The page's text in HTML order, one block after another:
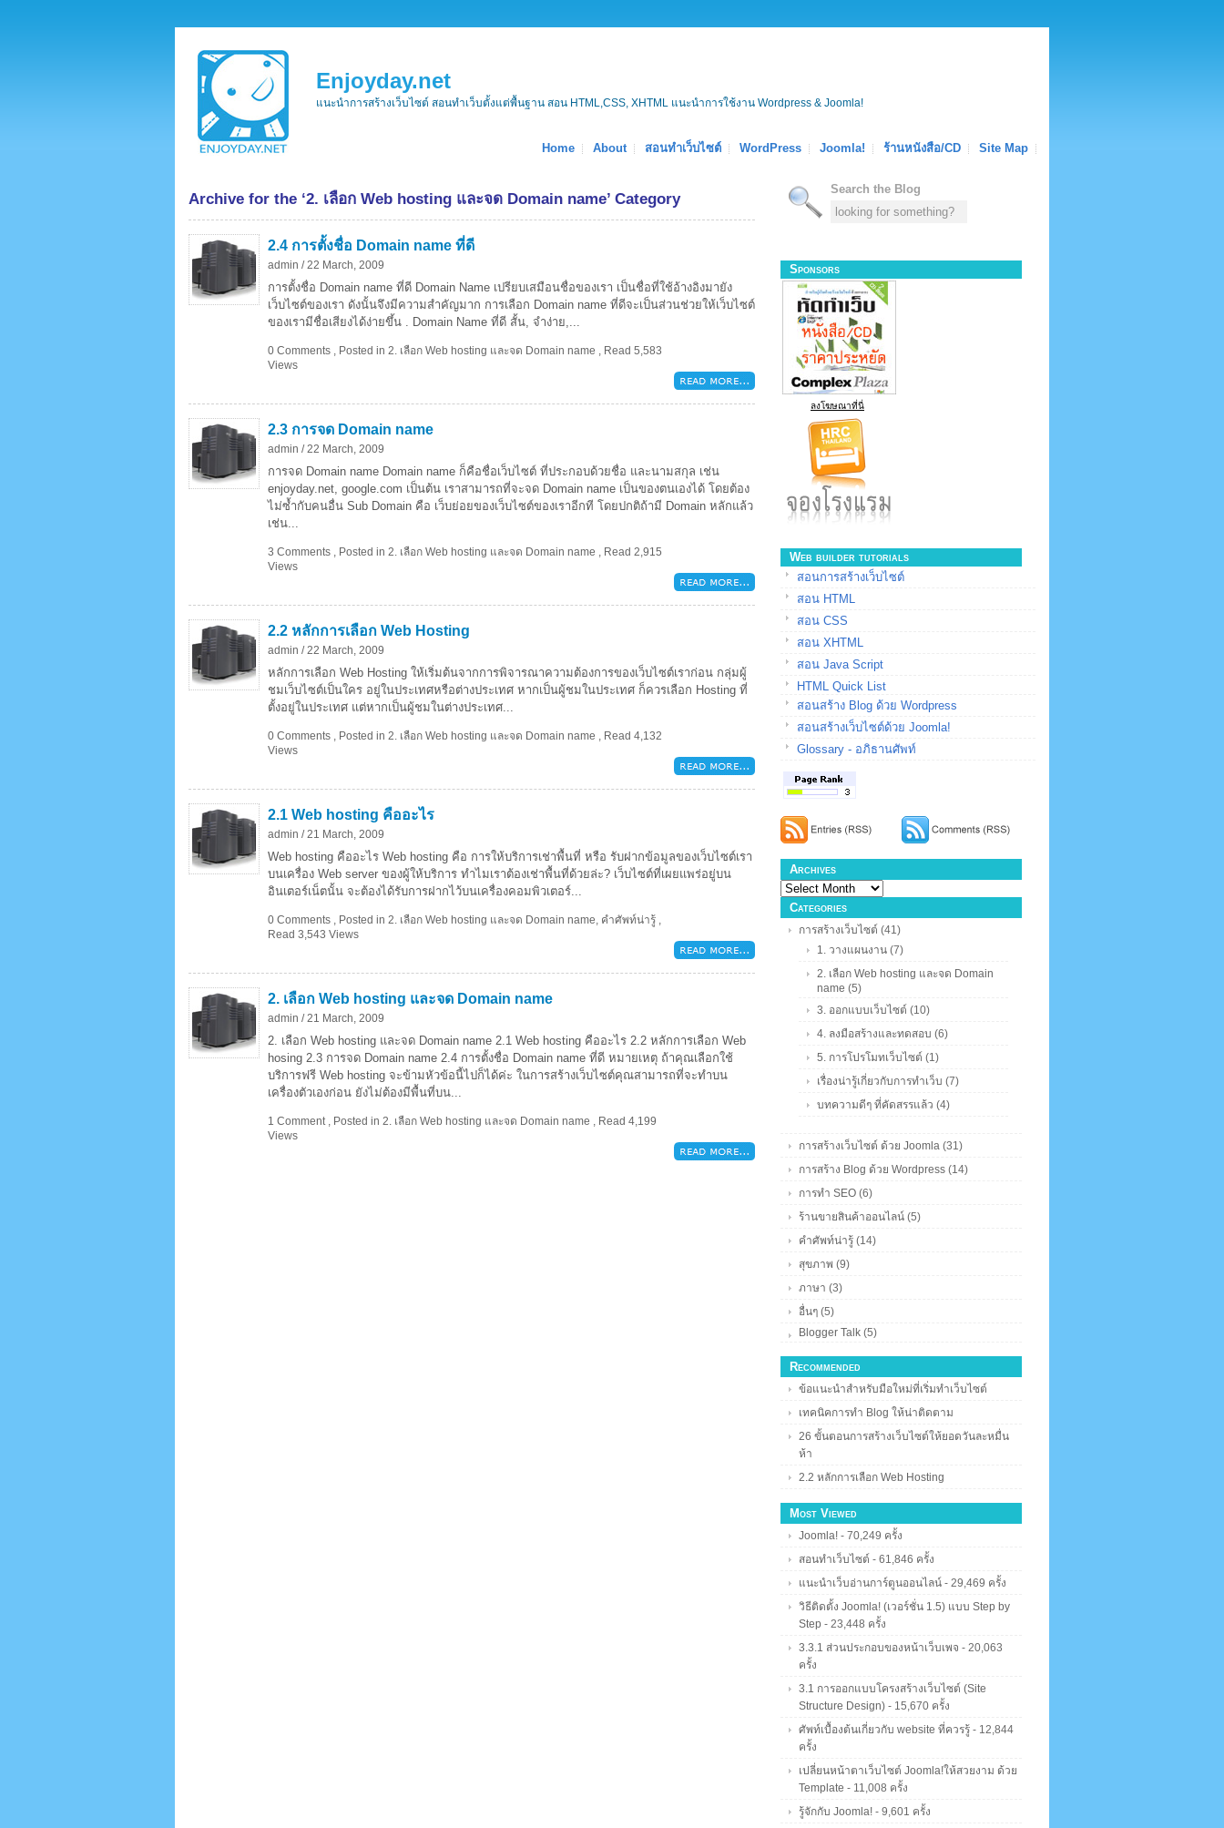
Enjoyday.net
แนะนำการสร้างเว็บไซต์ สอนทำเว็บตั้งแต่พื้นฐาน สอน HTML,CSS, XHTML แนะนำการใช้งาน Wordpress & Joomla!
Home About สอนทำเว็บไซต์ WordPress Joomla! ร้านหนังสือ/CD Site Map
Archive for the ‘2. เลือก Web hosting และจด Domain name’ Category
2.4 การตั้งชื่อ Domain name ที่ดี
admin / 22 March, 2009
การตั้งชื่อ Domain name ที่ดี Domain Name เปรียบเสมือนชื่อของเรา เป็นชื่อที่ใช้อ้างอิงมายัง
เว็บไซต์ของเรา ดังนั้นจึงมีความสำคัญมาก การเลือก Domain name ที่ดีจะเป็นส่วนช่วยให้เว็บไซต์
ของเรามีชื่อเสียงได้ง่ายขึ้น . Domain Name ที่ดี สั้น, จำง่าย,...
0 Comments , Posted in 2. เลือก Web hosting และจด Domain name , Read 5,583
Views
2.3 การจด Domain name
admin / 22 March, 2009
การจด Domain name Domain name ก็คือชื่อเว็บไซต์ ที่ประกอบด้วยชื่อ และนามสกุล เช่น
enjoyday.net, google.com เป็นต้น เราสามารถที่จะจด Domain name เป็นของตนเองได้ โดยต้อง
ไม่ซ้ำกับคนอื่น Sub Domain คือ เว็บย่อยของเว็บไซต์ของเราอีกที โดยปกติถ้ามี Domain หลักแล้ว
เช่น...
3 Comments , Posted in 2. เลือก Web hosting และจด Domain name , Read 2,915
Views
2.2 หลักการเลือก Web Hosting
admin / 22 March, 2009
หลักการเลือก Web Hosting ให้เริ่มต้นจากการพิจารณาความต้องการของเว็บไซต์เราก่อน กลุ่มผู้
ชมเว็บไซต์เป็นใคร อยู่ในประเทศหรือต่างประเทศ หากเป็นผู้ชมในประเทศ ก็ควรเลือก Hosting ที่
ตั้งอยู่ในประเทศ แต่หากเป็นผู้ชมในต่างประเทศ...
0 Comments , Posted in 2. เลือก Web hosting และจด Domain name , Read 4,132
Views
2.1 Web hosting คืออะไร
admin / 21 March, 2009
Web hosting คืออะไร Web hosting คือ การให้บริการเช่าพื้นที่ หรือ รับฝากข้อมูลของเว็บไซต์เรา
บนเครื่อง Web server ของผู้ให้บริการ ทำไมเราต้องเช่าพื้นที่ด้วยล่ะ? เว็บไซต์ที่เผยแพร่อยู่บน
อินเตอร์เน็ตนั้น จะต้องได้รับการฝากไว้บนเครื่องคอมพิวเตอร์...
0 Comments , Posted in 2. เลือก Web hosting และจด Domain name, คำศัพท์น่ารู้ ,
Read 3,543 Views
2. เลือก Web hosting และจด Domain name
admin / 21 March, 2009
2. เลือก Web hosting และจด Domain name 2.1 Web hosting คืออะไร 2.2 หลักการเลือก Web
hosing 2.3 การจด Domain name 2.4 การตั้งชื่อ Domain name ที่ดี หมายเหตุ ถ้าคุณเลือกใช้
บริการฟรี Web hosting จะข้ามหัวข้อนี้ไปก็ได้ค่ะ ในการสร้างเว็บไซต์คุณสามารถที่จะทำบน
เครื่องตัวเองก่อน ยังไม่ต้องมีพื้นที่บน...
1 Comment, Posted in 2. เลือก Web hosting และจด Domain name , Read 4,199
Views
Search the Blog
Sponsors
ลงโฆษณาที่นี่
Web builder tutorials
สอนการสร้างเว็บไซต์
สอน HTML
สอน CSS
สอน XHTML
สอน Java Script
HTML Quick List
สอนสร้าง Blog ด้วย Wordpress
สอนสร้างเว็บไซต์ด้วย Joomla!
Glossary - อภิธานศัพท์
Archives
Categories
การสร้างเว็บไซต์ (41)
1. วางแผนงาน (7)
2. เลือก Web hosting และจด Domain
name (5)
3. ออกแบบเว็บไซต์ (10)
4. ลงมือสร้างและทดสอบ (6)
5. การโปรโมทเว็บไซต์ (1)
เรื่องน่ารู้เกี่ยวกับการทำเว็บ (7)
บทความดีๆ ที่คัดสรรแล้ว (4)
การสร้างเว็บไซต์ ด้วย Joomla (31)
การสร้าง Blog ด้วย Wordpress (14)
การทำ SEO (6)
ร้านขายสินค้าออนไลน์ (5)
คำศัพท์น่ารู้ (14)
สุขภาพ (9)
ภาษา (3)
อื่นๆ (5)
Blogger Talk (5)
Recommended
ข้อแนะนำสำหรับมือใหม่ที่เริ่มทำเว็บไซต์
เทคนิคการทำ Blog ให้น่าติดตาม
26 ขั้นตอนการสร้างเว็บไซต์ให้ยอดวันละหมื่น
ห้า
2.2 หลักการเลือก Web Hosting
Most Viewed
Joomla! - 70,249 ครั้ง
สอนทำเว็บไซต์ - 61,846 ครั้ง
แนะนำเว็บอ่านการ์ตูนออนไลน์ - 29,469 ครั้ง
วิธีติดตั้ง Joomla! (เวอร์ชั่น 1.5) แบบ Step by
Step - 23,448 ครั้ง
3.3.1 ส่วนประกอบของหน้าเว็บเพจ - 20,063
ครั้ง
3.1 การออกแบบโครงสร้างเว็บไซต์ (Site
Structure Design) - 15,670 ครั้ง
ศัพท์เบื้องต้นเกี่ยวกับ website ที่ควรรู้ - 12,844
ครั้ง
เปลี่ยนหน้าตาเว็บไซต์ Joomla!ให้สวยงาม ด้วย
Template - 11,008 ครั้ง
รู้จักกับ Joomla! - 9,601 ครั้ง